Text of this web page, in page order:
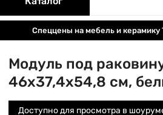
Спеццены на мебель и
Модуль под
46х37,4х54,8 см,
Доступно для просмотра в